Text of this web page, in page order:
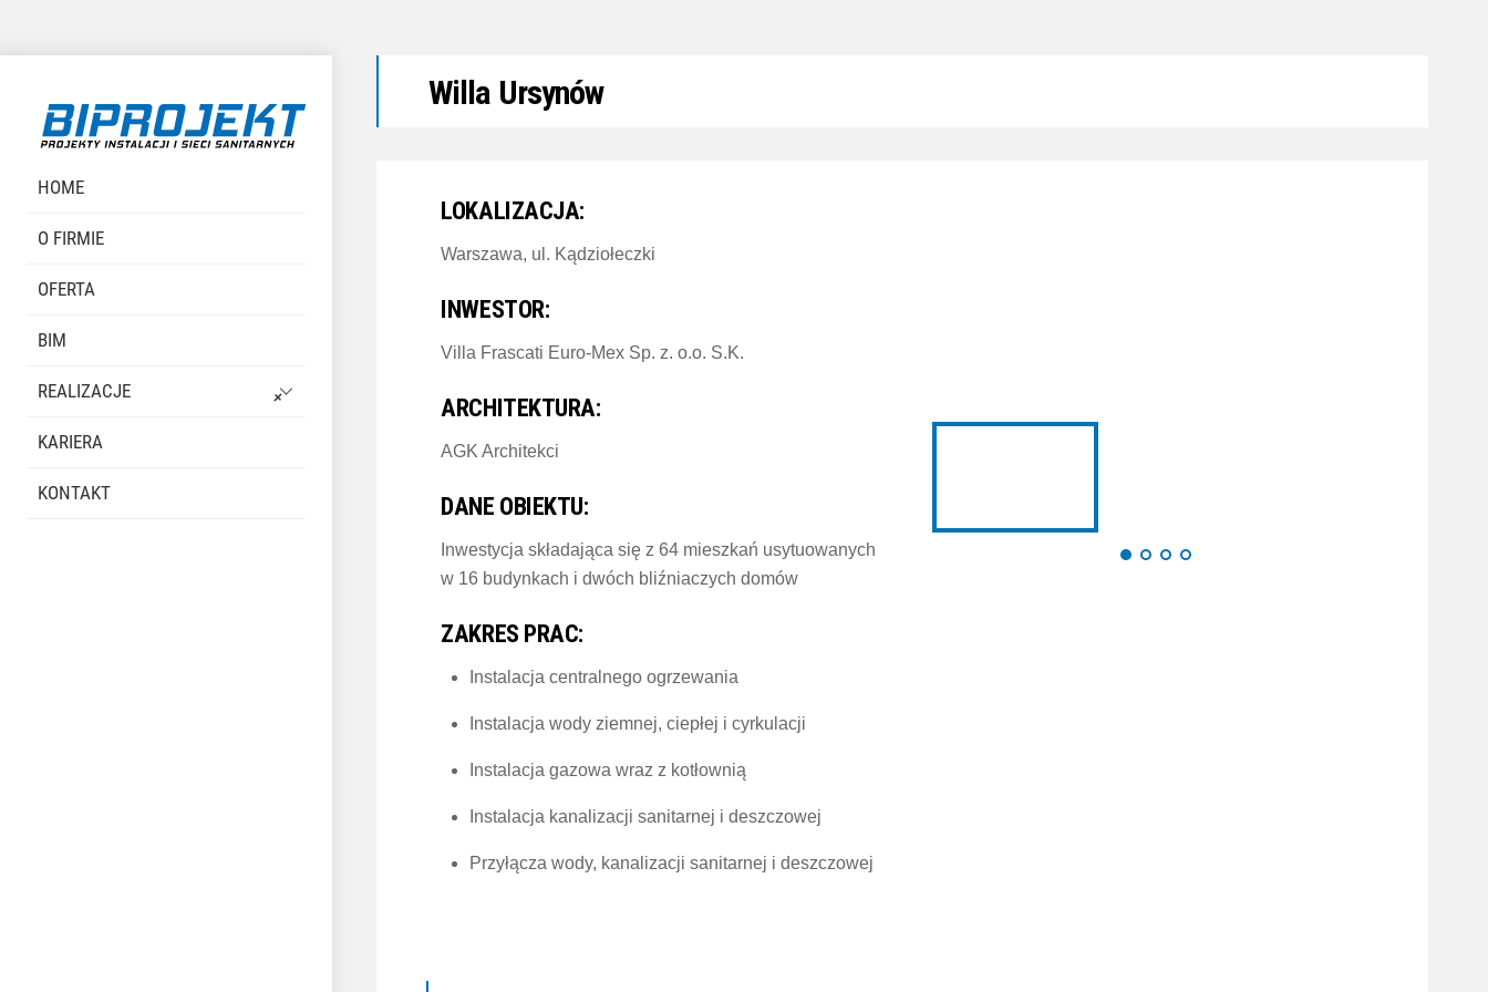
content
HOME
O FIRMIE
OFERTA
BIM
REALIZACJE
KARIERA
KONTAKT
Willa Ursynów
LOKALIZACJA:
Warszawa, ul. Kądziołeczki
INWESTOR:
Villa Frascati Euro-Mex Sp. z. o.o. S.K.
ARCHITEKTURA:
AGK Architekci
DANE OBIEKTU:
Inwestycja składająca się z 64 mieszkań usytuowanych
w 16 budynkach i dwóch bliźniaczych domów
ZAKRES PRAC:
Instalacja centralnego ogrzewania
Instalacja wody ziemnej, ciepłej i cyrkulacji
Instalacja gazowa wraz z kotłownią
Instalacja kanalizacji sanitarnej i deszczowej
Przyłącza wody, kanalizacji sanitarnej i deszczowej